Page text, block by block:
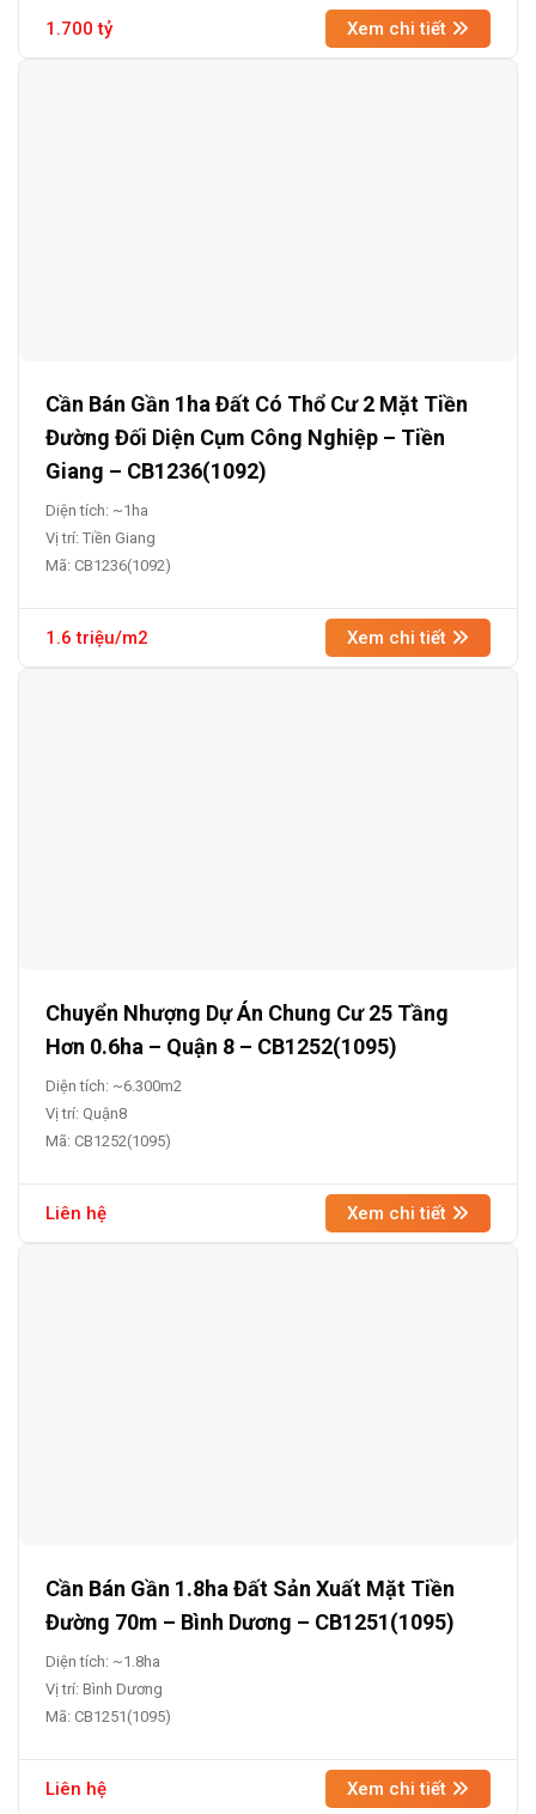
1.700 tỷ Xem chi tiết
Cần Bán Gần 1ha Đất Có Thổ Cư 2 Mặt Tiền
Đường Đối Diện Cụm Công Nghiệp – Tiền
Giang – CB1236(1092)
Diện tích: ~1ha
Vị trí: Tiền Giang
Mã: CB1236(1092)
1.6 triệu/m2 Xem chi tiết
Chuyển Nhượng Dự Án Chung Cư 25 Tầng
Hơn 0.6ha – Quận 8 – CB1252(1095)
Diện tích: ~6.300m2
Vị trí: Quận8
Mã: CB1252(1095)
Liên hệ Xem chi tiết
Cần Bán Gần 1.8ha Đất Sản Xuất Mặt Tiền
Đường 70m – Bình Dương – CB1251(1095)
Diện tích: ~1.8ha
Vị trí: Bình Dương
Mã: CB1251(1095)
Liên hệ Xem chi tiết